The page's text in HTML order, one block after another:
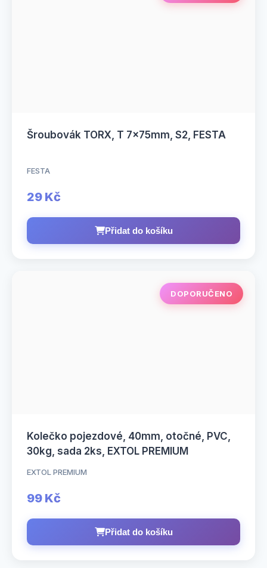
Šroubovák TORX, T 7x75mm, S2, FESTA
FESTA
29 Kč
Přidat do košíku
DOPORUČENO
Kolečko pojezdové, 40mm, otočné, PVC,
30kg, sada 2ks, EXTOL PREMIUM
EXTOL PREMIUM
99 Kč
Přidat do košíku